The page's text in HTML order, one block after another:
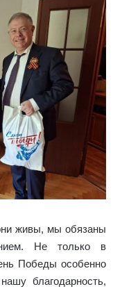
живы, мы обязаны
Не только в
Победы особенно
благодарность,